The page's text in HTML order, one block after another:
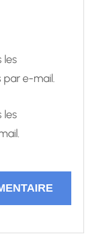
les
par e-mail.
les